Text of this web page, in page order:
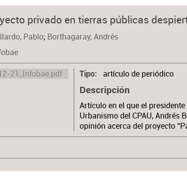
privado en tierras públicas
Pablo; Borthagaray, Andrés
Tipo artículo de periódico
Descripción
Artículo en el que el
Urbanismo del CPAU, Andrés
opinión acerca del proyecto